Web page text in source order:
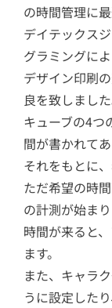
の時間管理に
デイテックス
グラミングに
デザイン印刷
良を致しました
キューブの4つ
間が書かれてあ
それをもとに
ただ希望の時
の計測が始まり
時間が来ると
ます。
また、キャラ
うに設定したり